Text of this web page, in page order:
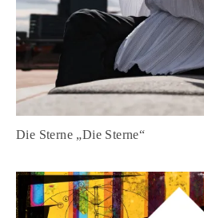
Die Sterne „Die Sterne“